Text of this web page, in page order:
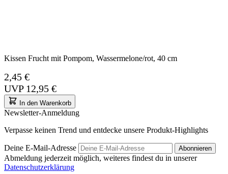
Kissen Frucht mit Pompom, Wassermelone/rot, 40 cm
2,45 €
UVP 12,95 €
In den Warenkorb
Newsletter-Anmeldung
Verpasse keinen Trend und entdecke unsere Produkt-Highlights
Deine E-Mail-Adresse Abonnieren
Abmeldung jederzeit möglich, weiteres findest du in unserer
Datenschutzerklärung